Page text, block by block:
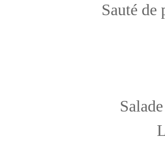
Sauté